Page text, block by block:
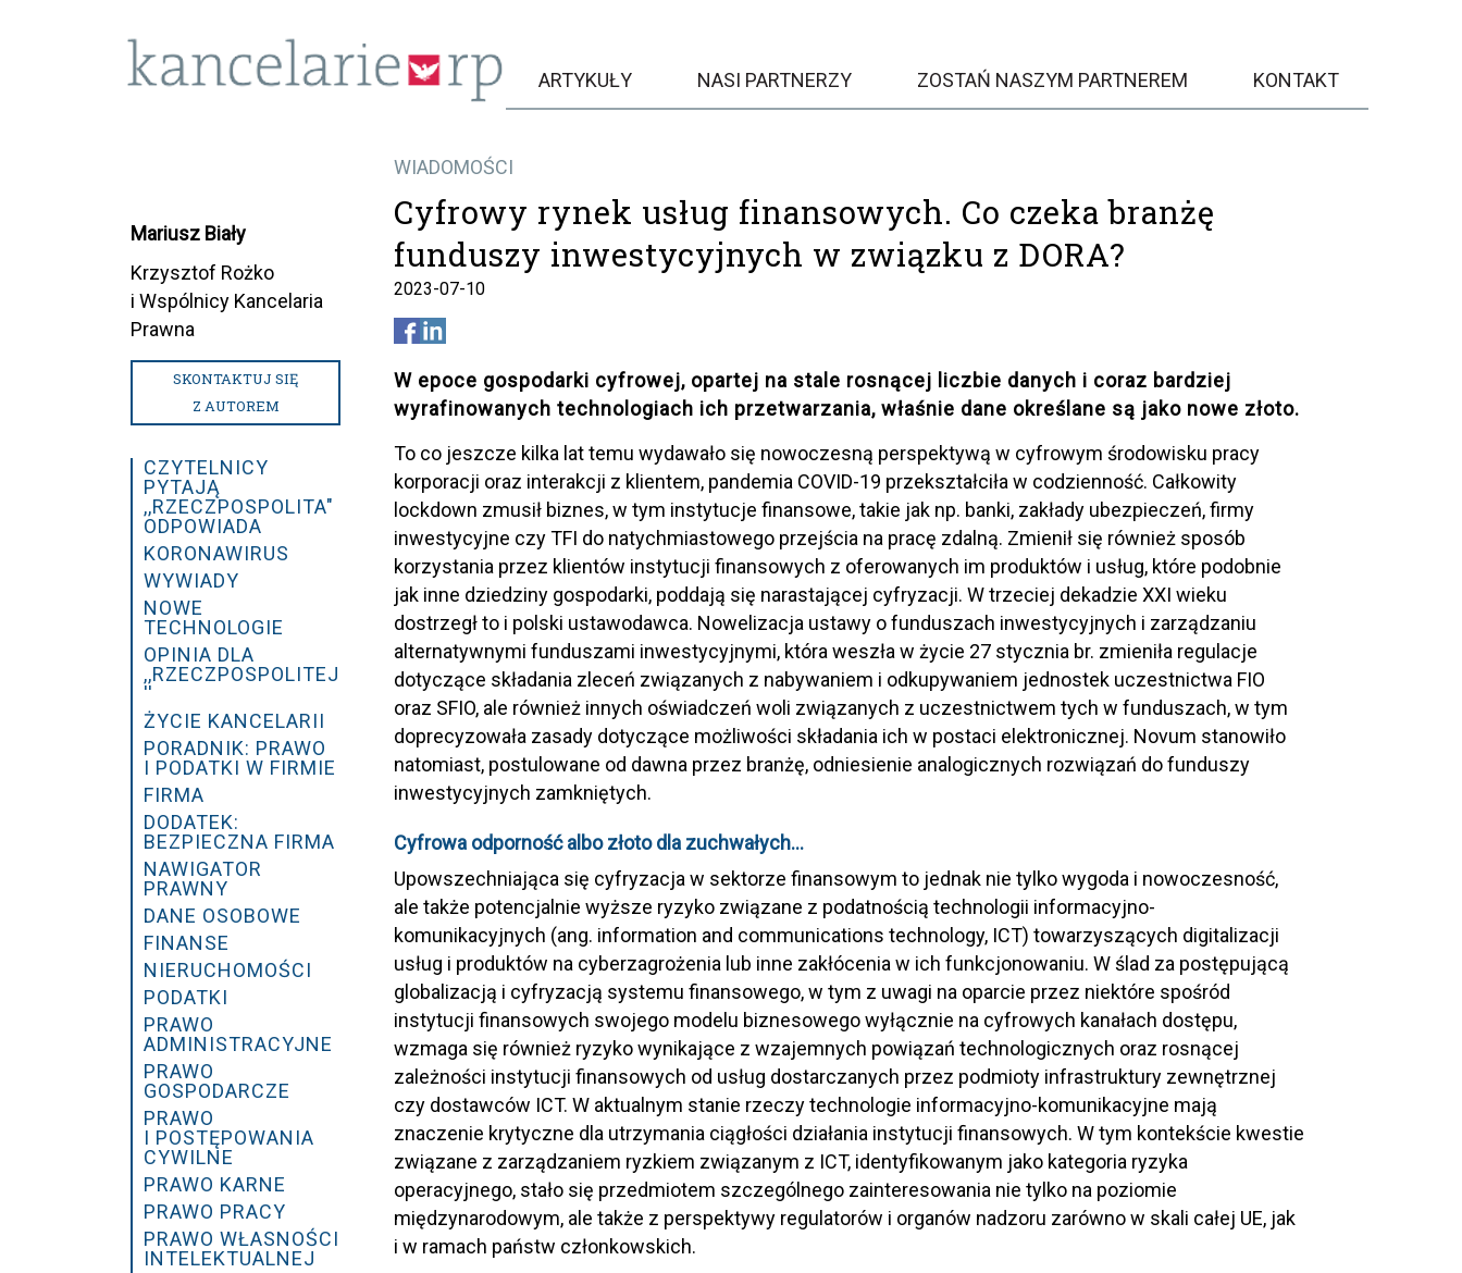
ARTYKUŁY NASI PARTNERZY ZOSTAŃ NASZYM PARTNEREM KONTAKT
WIADOMOŚCI
Cyfrowy rynek usług finansowych. Co czeka branżę
funduszy inwestycyjnych w związku z DORA?
2023-07-10
W epoce gospodarki cyfrowej, opartej na stale rosnącej liczbie danych i coraz bardziej
wyrafinowanych technologiach ich przetwarzania, właśnie dane określane są jako nowe złoto.
To co jeszcze kilka lat temu wydawało się nowoczesną perspektywą w cyfrowym środowisku pracy
korporacji oraz interakcji z klientem, pandemia COVID-19 przekształciła w codzienność. Całkowity
lockdown zmusił biznes, w tym instytucje finansowe, takie jak np. banki, zakłady ubezpieczeń, firmy
inwestycyjne czy TFI do natychmiastowego przejścia na pracę zdalną. Zmienił się również sposób
korzystania przez klientów instytucji finansowych z oferowanych im produktów i usług, które podobnie
jak inne dziedziny gospodarki, poddają się narastającej cyfryzacji. W trzeciej dekadzie XXI wieku
dostrzegł to i polski ustawodawca. Nowelizacja ustawy o funduszach inwestycyjnych i zarządzaniu
alternatywnymi funduszami inwestycyjnymi, która weszła w życie 27 stycznia br. zmieniła regulacje
dotyczące składania zleceń związanych z nabywaniem i odkupywaniem jednostek uczestnictwa FIO
oraz SFIO, ale również innych oświadczeń woli związanych z uczestnictwem tych w funduszach, w tym
doprecyzowała zasady dotyczące możliwości składania ich w postaci elektronicznej. Novum stanowiło
natomiast, postulowane od dawna przez branżę, odniesienie analogicznych rozwiązań do funduszy
inwestycyjnych zamkniętych.
Cyfrowa odporność albo złoto dla zuchwałych…
Upowszechniająca się cyfryzacja w sektorze finansowym to jednak nie tylko wygoda i nowoczesność,
ale także potencjalnie wyższe ryzyko związane z podatnością technologii informacyjno-
komunikacyjnych (ang. information and communications technology, ICT) towarzyszących digitalizacji
usług i produktów na cyberzagrożenia lub inne zakłócenia w ich funkcjonowaniu. W ślad za postępującą
globalizacją i cyfryzacją systemu finansowego, w tym z uwagi na oparcie przez niektóre spośród
instytucji finansowych swojego modelu biznesowego wyłącznie na cyfrowych kanałach dostępu,
wzmaga się również ryzyko wynikające z wzajemnych powiązań technologicznych oraz rosnącej
zależności instytucji finansowych od usług dostarczanych przez podmioty infrastruktury zewnętrznej
czy dostawców ICT. W aktualnym stanie rzeczy technologie informacyjno-komunikacyjne mają
znaczenie krytyczne dla utrzymania ciągłości działania instytucji finansowych. W tym kontekście kwestie
związane z zarządzaniem ryzkiem związanym z ICT, identyfikowanym jako kategoria ryzyka
operacyjnego, stało się przedmiotem szczególnego zainteresowania nie tylko na poziomie
międzynarodowym, ale także z perspektywy regulatorów i organów nadzoru zarówno w skali całej UE, jak
i w ramach państw członkowskich.
Mariusz Biały
Krzysztof Rożko
i Wspólnicy Kancelaria
Prawna
SKONTAKTUJ SIĘ
Z AUTOREM
CZYTELNICY
PYTAJĄ
,,RZECZPOSPOLITA"
ODPOWIADA
KORONAWIRUS
WYWIADY
NOWE
TECHNOLOGIE
OPINIA DLA
,,RZECZPOSPOLITEJ
''
ŻYCIE KANCELARII
PORADNIK: PRAWO
I PODATKI W FIRMIE
FIRMA
DODATEK:
BEZPIECZNA FIRMA
NAWIGATOR
PRAWNY
DANE OSOBOWE
FINANSE
NIERUCHOMOŚCI
PODATKI
PRAWO
ADMINISTRACYJNE
PRAWO
GOSPODARCZE
PRAWO
I POSTĘPOWANIA
CYWILNE
PRAWO KARNE
PRAWO PRACY
PRAWO WŁASNOŚCI
INTELEKTUALNEJ